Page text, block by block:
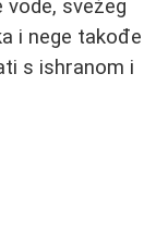
svežeg
i nege takođe
s ishranom i